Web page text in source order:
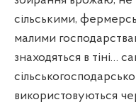
сільськими,
малими
знаходяться в тіні…
використовуються